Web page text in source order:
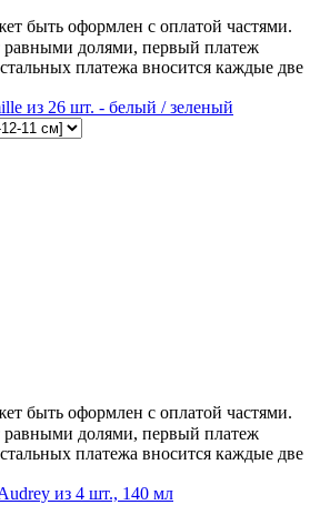
быть оформлен с оплатой частями.
равными долями, первый платеж
платежа вносится каждые две
из 26 шт. - белый / зеленый
быть оформлен с оплатой частями.
равными долями, первый платеж
платежа вносится каждые две
из 4 шт., 140 мл